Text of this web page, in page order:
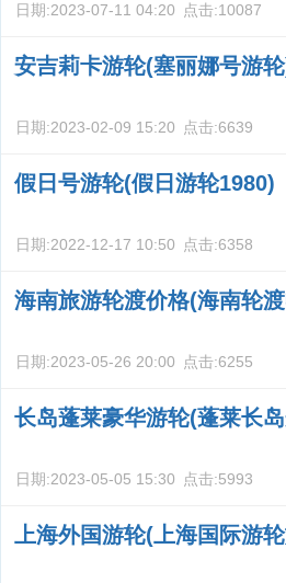
日期:2023-07-11 04:20 点击:10087
安吉莉卡游轮(塞丽娜号游
日期:2023-02-09 15:20 点击:6639
假日号游轮(假日游轮1980)
日期:2022-12-17 10:50 点击:6358
海南旅游轮渡价格(海南轮
日期:2023-05-26 20:00 点击:6255
长岛蓬莱豪华游轮(蓬莱长
日期:2023-05-05 15:30 点击:5993
上海外国游轮(上海国际游